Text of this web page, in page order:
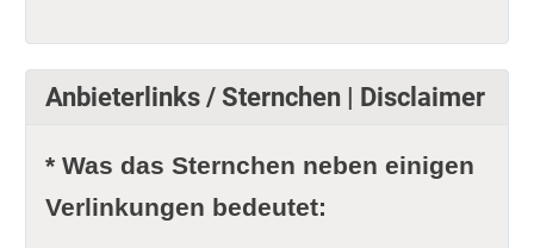
Anbieterlinks / Sternchen | Disclaimer
* Was das Sternchen neben einigen
Verlinkungen bedeutet: